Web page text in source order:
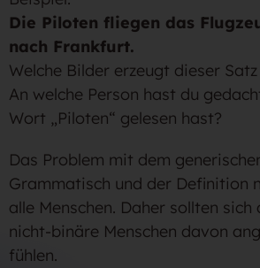
Die Piloten fliegen das
nach Frankfurt.
Welche Bilder erzeugt dieser
An welche Person hast du
Wort „Piloten“ gelesen hast?
Das Problem mit dem
Grammatisch und der Definition
alle Menschen. Daher sollten sich
nicht-binäre Menschen davon
fühlen.